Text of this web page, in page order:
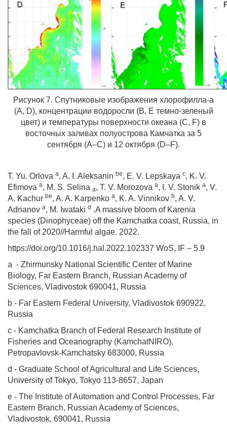
Рисунок 7. Спутниковые изображения хлорофилла-а
(A, D), концентрации водоросли (B, E темно-зеленый
цвет) и температуры поверхности океана (C, F) в
восточных заливах полуострова Камчатка за 5
сентября (A–C) и 12 октября (D–F).
T. Yu. Orlova a, A. I. Aleksanin be, E. V. Lepskaya c, K. V.
Efimova a, M. S. Selina a, T. V. Morozova a, I. V. Stonik a, V.
A. Kachur be, A. A. Karpenko a, K. A. Vinnikov b, A. V.
Adrianov a, M. Iwataki d .A massive bloom of Karenia
species (Dinophyceae) off the Kamchatka coast, Russia, in
the fall of 2020//Harmful algae. 2022.
https://doi.org/10.1016/j.hal.2022.102337 WoS, IF – 5.9
a - Zhirmunsky National Scientific Center of Marine
Biology, Far Eastern Branch, Russian Academy of
Sciences, Vladivostok 690041, Russia
b - Far Eastern Federal University, Vladivostok 690922,
Russia
c - Kamchatka Branch of Federal Research Institute of
Fisheries and Oceanography (KamchatNIRO),
Petropavlovsk-Kamchatsky 683000, Russia
d - Graduate School of Agricultural and Life Sciences,
University ofTokyo, Tokyo 113-8657, Japan
e - The Institute of Automation and Control Processes, Far
Eastern Branch, Russian Academy of Sciences,
Vladivostok, 690041, Russia